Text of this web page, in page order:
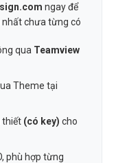
ngay để
chưa từng có
qua Teamview
Theme tại
thiết (có key) cho
phù hợp từng